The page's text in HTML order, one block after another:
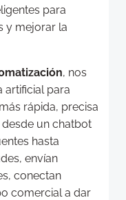
para
y mejorar la
, nos
artificial para
rápida, precisa
un chatbot
hasta
envían
conectan
comercial a dar